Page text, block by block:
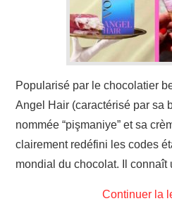
Popularisé par le chocolatier
Angel Hair (caractérisé par sa
nommée “pişmaniye” et sa
clairement redéfini les codes
mondial du chocolat. Il
Continuer la